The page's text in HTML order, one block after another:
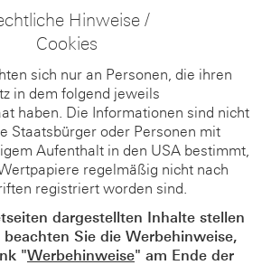
Hinweise /
Cookies
sich nur an Personen, die ihren
in dem folgend jeweils
haben. Die Informationen sind nicht
Staatsbürger oder Personen mit
Aufenthalt in den USA bestimmt,
regelmäßig nicht nach
registriert worden sind.
dargestellten Inhalte stellen
Sie die Werbehinweise,
"Werbehinweise" am Ende der